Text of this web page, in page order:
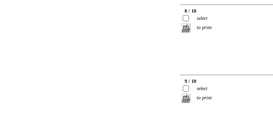
8 / 10
select
to print
9 / 10
select
to print